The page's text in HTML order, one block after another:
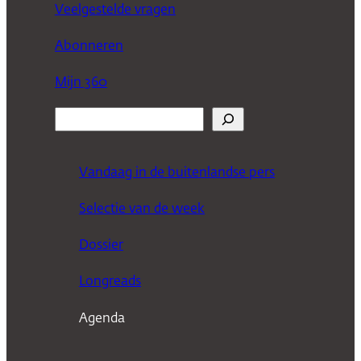
Veelgestelde vragen
Abonneren
Mijn 360
Vandaag in de buitenlandse pers
Selectie van de week
Dossier
Longreads
Agenda